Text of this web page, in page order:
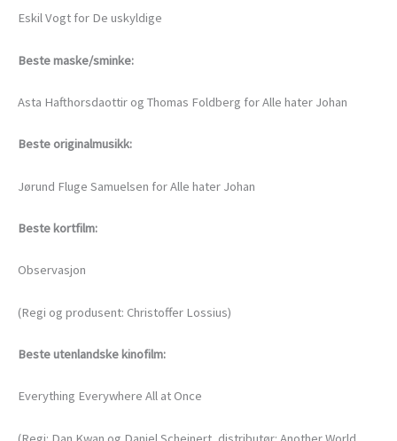
Eskil Vogt for De uskyldige
Beste maske/sminke:
Asta Hafthorsdaottir og Thomas Foldberg for Alle hater Johan
Beste originalmusikk:
Jørund Fluge Samuelsen for Alle hater Johan
Beste kortfilm:
Observasjon
(Regi og produsent: Christoffer Lossius)
Beste utenlandske kinofilm:
Everything Everywhere All at Once